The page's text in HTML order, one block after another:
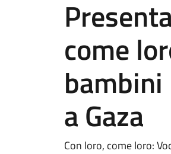
come
a Gaza
Con loro, come loro: